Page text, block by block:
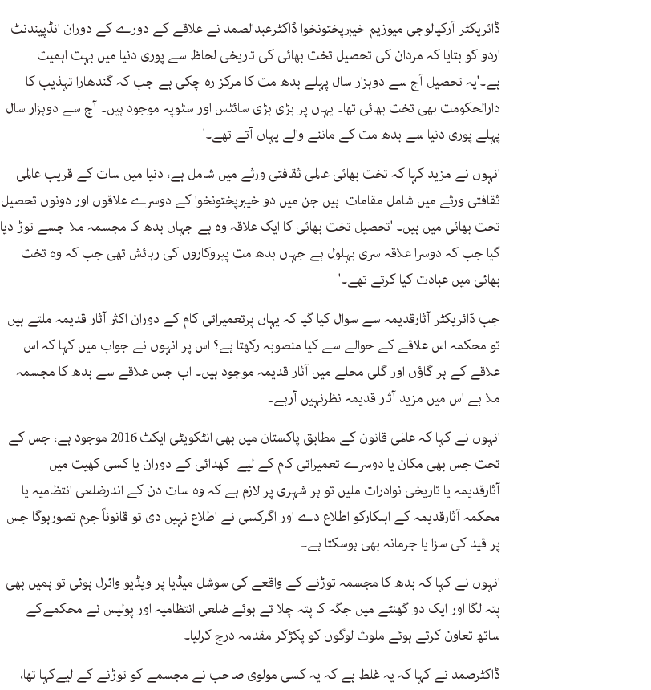
ڈائریکٹر آرکیالوجی میوزیم خیبرپختونخوا ڈاکٹرعبدالصمد نے علاقے کے دورے کے دوران انڈپیندنٹ
اردو کو بتایا کہ مردان کی تحصیل تخت بھائی کی تاریخی لحاظ سے پوری دنیا میں بہت اہمیت
ہے۔'یہ تحصیل آج سے دوہزار سال پہلے بدھ مت کا مرکز رہ چکی ہے جب کہ گندھارا تہذیب کا
دارالحکومت بھی تخت بھائی تھا۔ یہاں پر بڑی بڑی سائٹس اور سٹوپہ موجود ہیں۔ آج سے دوہزار سال
پہلے پوری دنیا سے بدھ مت کے ماننے والے یہاں آتے تھے۔'
انہوں نے مزید کہا کہ تخت بھائی عالمی ثقافتی ورثے میں شامل ہے، دنیا میں سات کے قریب عالمی
ثقافتی ورثے میں شامل مقامات ہیں جن میں دو خیبرپختونخوا کے دوسرے علاقوں اور دونوں تحصیل
تحت بھائی میں ہیں۔ 'تحصیل تخت بھائی کا ایک علاقہ وہ ہے جہاں بدھ کا مجسمہ ملا جسے توڑ دیا
گیا جب کہ دوسرا علاقہ سری بہلول ہے جہاں بدھ مت پیروکاروں کی رہائش تھی جب کہ وہ تخت
بھائی میں عبادت کیا کرتے تھے۔'
جب ڈائریکٹر آثارقدیمہ سے سوال کیا گیا کہ یہاں پرتعمیراتی کام کے دوران اکثر آثار قدیمہ ملتے ہیں
تو محکمہ اس علاقے کے حوالے سے کیا منصوبہ رکھتا ہے؟ اس پر انہوں نے جواب میں کہا کہ اس
علاقے کے ہر گاؤں اور گلی محلے میں آثار قدیمہ موجود ہیں۔ اب جس علاقے سے بدھ کا مجسمہ
ملا ہے اس میں مزید آثار قدیمہ نظرنہیں آرہے۔
انہوں نے کہا کہ عالمی قانون کے مطابق پاکستان میں بھی انٹکویٹی ایکٹ 2016 موجود ہے، جس کے
تحت جس بھی مکان یا دوسرے تعمیراتی کام کے لیے کھدائی کے دوران یا کسی کھیت میں
آثارقدیمہ یا تاریخی نوادرات ملیں تو ہر شہری پر لازم ہے کہ وہ سات دن کے اندرضلعی انتظامیہ یا
محکمہ آثارقدیمہ کے اہلکارکو اطلاع دے اور اگرکسی نے اطلاع نہیں دی تو قانوناً جرم تصورہوگا جس
پر قید کی سزا یا جرمانہ بھی ہوسکتا ہے۔
انہوں نے کہا کہ بدھ کا مجسمہ توڑنے کے واقعے کی سوشل میڈیا پر ویڈیو وائرل ہوئی تو ہمیں بھی
پتہ لگا اور ایک دو گھنٹے میں جگہ کا پتہ چلا تے ہوئے ضلعی انتظامیہ اور پولیس نے محکمےکے
ساتھ تعاون کرتے ہوئے ملوث لوگوں کو پکڑکر مقدمہ درج کرلیا۔
ڈاکٹرصمد نے کہا کہ یہ غلط ہے کہ یہ کسی مولوی صاحب نے مجسمے کو توڑنے کے لیےکہا تھا،